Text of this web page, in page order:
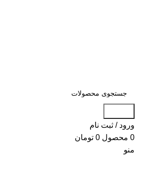
ورود / ثبت نام
0 محصول 0 تومان
منو